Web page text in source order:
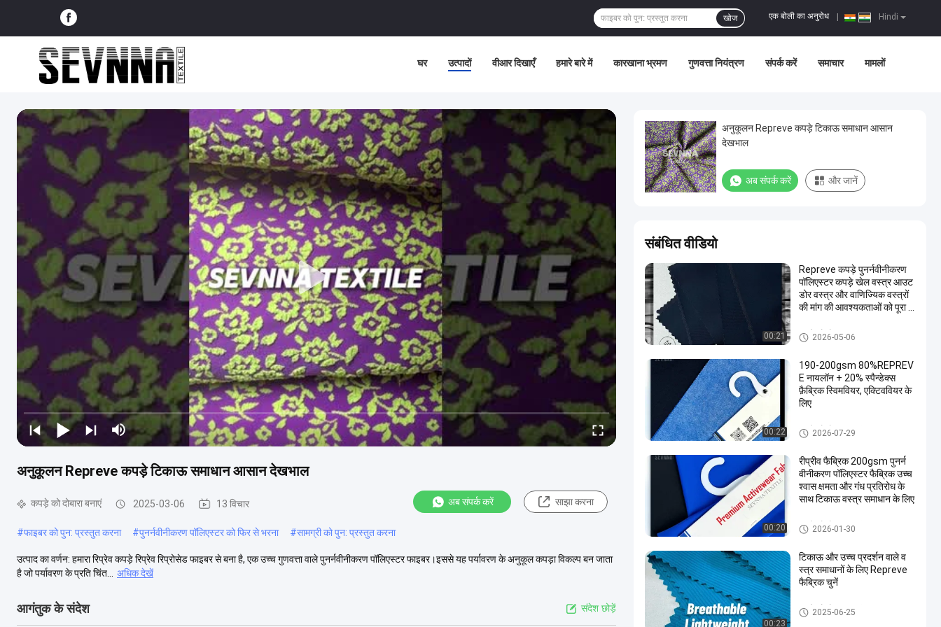
Hindi
एक बोली का अनुरोध
खोज
घर उत्पादों वीआर दिखाएँ हमारे बारे में कारखाना भ्रमण गुणवत्ता नियंत्रण संपर्क करें समाचार मामलों
अनुकूलन Repreve कपड़े टिकाऊ समाधान आसान देखभाल
कपड़े को दोबारा बनाएं 2025-03-06 13 विचार अब संपर्क करें साझा करना
#फाइबर को पुन: प्रस्तुत करना #पुनर्नवीनीकरण पॉलिएस्टर को फिर से भरना #सामग्री को पुन: प्रस्तुत करना
उत्पाद का वर्णन: हमारा रिप्रेव कपड़े रिप्रेव रिप्रोसेड फाइबर से बना है, एक उच्च गुणवत्ता वाले पुनर्नवीनीकरण पॉलिएस्टर फाइबर।इससे यह पर्यावरण के अनुकूल कपड़ा विकल्प बन जाता
है जो पर्यावरण के प्रति चिंत...
अधिक देखें
आगंतुक के संदेश संदेश छोड़ें
अनुकूलन Repreve कपड़े टिकाऊ समाधान आसान
देखभाल
अब संपर्क करें और जानें
संबंधित वीडियो
00:21
Repreve कपड़े पुनर्नवीनीकरण
पॉलिएस्टर कपड़े खेल वस्त्र आउट
डोर वस्त्र और वाणिज्यिक वस्त्रों
की मांग की आवश्यकताओं को पूरा क
कपड़े को दोबारा बनाएं
2026-05-06
00:22
190-200gsm 80%REPREV
E नायलॉन + 20% स्पैन्डेक्स
फ़ैब्रिक स्विमवियर, एक्टिववियर के
लिए
कपड़े को दोबारा बनाएं
2026-07-29
00:20
रीप्रीव फैब्रिक 200gsm पुनर्न
वीनीकरण पॉलिएस्टर फैब्रिक उच्च
श्वास क्षमता और गंध प्रतिरोध के
साथ टिकाऊ वस्त्र समाधान के लिए
कपड़े को दोबारा बनाएं
2026-01-30
00:23
टिकाऊ और उच्च प्रदर्शन वाले व
स्त्र समाधानों के लिए Repreve
फैब्रिक चुनें
कपड़े को दोबारा बनाएं
2025-06-25